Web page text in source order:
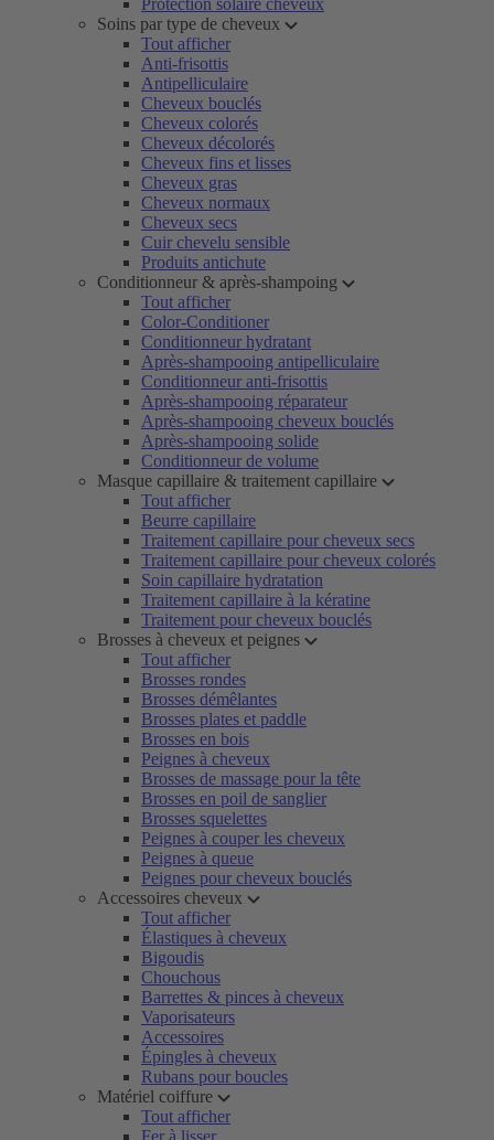
Protection solaire cheveux
Soins par type de cheveux
Tout afficher
Anti-frisottis
Antipelliculaire
Cheveux bouclés
Cheveux colorés
Cheveux décolorés
Cheveux fins et lisses
Cheveux gras
Cheveux normaux
Cheveux secs
Cuir chevelu sensible
Produits antichute
Conditionneur & après-shampoing
Tout afficher
Color-Conditioner
Conditionneur hydratant
Après-shampooing antipelliculaire
Conditionneur anti-frisottis
Après-shampooing réparateur
Après-shampooing cheveux bouclés
Après-shampooing solide
Conditionneur de volume
Masque capillaire & traitement capillaire
Tout afficher
Beurre capillaire
Traitement capillaire pour cheveux secs
Traitement capillaire pour cheveux colorés
Soin capillaire hydratation
Traitement capillaire à la kératine
Traitement pour cheveux bouclés
Brosses à cheveux et peignes
Tout afficher
Brosses rondes
Brosses démêlantes
Brosses plates et paddle
Brosses en bois
Peignes à cheveux
Brosses de massage pour la tête
Brosses en poil de sanglier
Brosses squelettes
Peignes à couper les cheveux
Peignes à queue
Peignes pour cheveux bouclés
Accessoires cheveux
Tout afficher
Élastiques à cheveux
Bigoudis
Chouchous
Barrettes & pinces à cheveux
Vaporisateurs
Accessoires
Épingles à cheveux
Rubans pour boucles
Matériel coiffure
Tout afficher
Fer à lisser